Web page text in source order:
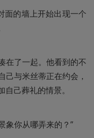
面的墙上开始出现一个
在了一起。他看到的不
己与米丝蒂正在约会，
己葬礼的情景。
象你从哪弄来的？”